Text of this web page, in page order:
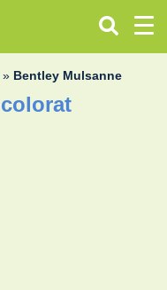
» Bentley Mulsanne